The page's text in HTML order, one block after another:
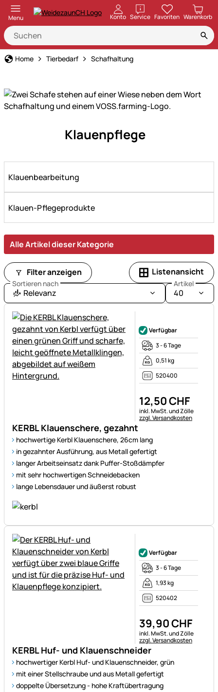
Menu Konto ServiceöffnenFavoriten Warenkorb
Home Tierbedarf Schafhaltung
Schafhaltung
praktische
Lösungen
und
von
VOSS.farming.
Klauenpflege
Klauenbearbeitung
Klauen-Pflegeprodukte
Alle Artikel dieser Kategorie
Filter anzeigen Listenansicht
Sortieren nach
Relevanz
Artikel
40
KERBL Klauenschere, gezahnt
hochwertige Kerbl Klauenschere, 26cm lang
in gezahnter Ausführung, aus Metall gefertigt
langer Arbeitseinsatz dank Puffer-Stoßdämpfer
mit sehr hochwertigen Schneidebacken
lange Lebensdauer und äußerst robust
Verfügbar
3 - 6 Tage
0,51 kg
520400
12,50CHF
Steuerhinweis:
inkl. MwSt. und Zölle
zzgl. Versandkosten
KERBL Huf- und Klauenschneider
hochwertiger Kerbl Huf- und Klauenschneider, grün
mit einer Stellschraube und aus Metall gefertigt
doppelte Übersetzung - hohe Kraftübertragung
Verfügbar
3 - 6 Tage
1,93 kg
520402
39,90CHF
Steuerhinweis:
inkl. MwSt. und Zölle
zzgl. Versandkosten